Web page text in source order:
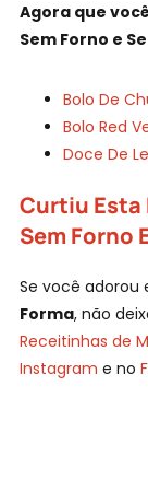
Agora que
Sem Forno e
Bolo De
Bolo Red
Doce De
Curtiu Esta
Sem Forno
Se você adorou
Forma, não
Receitinhas de
Instagram e no